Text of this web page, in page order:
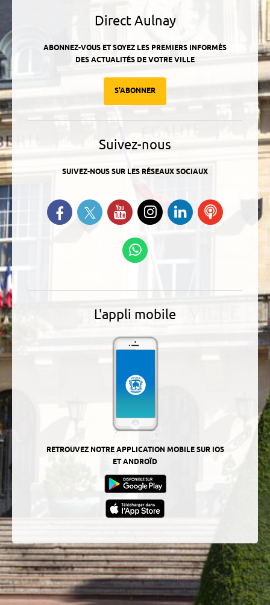
Direct Aulnay
ABONNEZ-VOUS ET SOYEZ LES PREMIERS INFORMÉS
DES ACTUALITÉS DE VOTRE VILLE
S'ABONNER
Suivez-nous
SUIVEZ-NOUS SUR LES RÉSEAUX SOCIAUX
Retrouvez-nous sur Facebook
Suivez-nous sur Twitter
Suivez-nous sur YouTube
Suivez-nous sur
Instagram
Retrouvez-
nous sur
Ecoutez
L'appli mobile
RETROUVEZ NOTRE APPLICATION MOBILE SUR IOS
ET ANDROÏD